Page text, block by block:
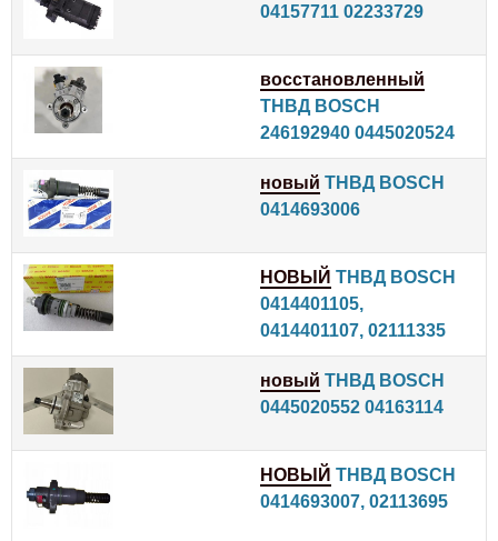
04157711 02233729
восстановленный
ТНВД BOSCH
246192940 0445020524
новый ТНВД BOSCH
0414693006
НОВЫЙ ТНВД BOSCH
0414401105,
0414401107, 02111335
новый ТНВД BOSCH
0445020552 04163114
НОВЫЙ ТНВД BOSCH
0414693007, 02113695